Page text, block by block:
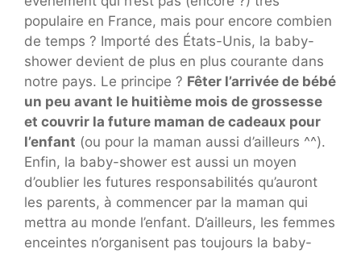
populaire en France, mais pour encore combien
de temps ? Importé des États-Unis, la baby-
shower devient de plus en plus courante dans
notre pays. Le principe ? Fêter l’arrivée de bébé
un peu avant le huitième mois de grossesse
et couvrir la future maman de cadeaux pour
l’enfant (ou pour la maman aussi d’ailleurs ^^).
Enfin, la baby-shower est aussi un moyen
d’oublier les futures responsabilités qu’auront
les parents, à commencer par la maman qui
mettra au monde l’enfant. D’ailleurs, les femmes
enceintes n’organisent pas toujours la baby-